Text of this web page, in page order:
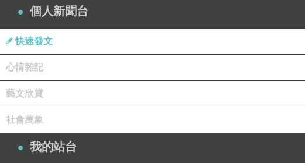
(悄悄話)
個人新聞台
快速發文
心情雜記
藝文欣賞
社會萬象
我的站台